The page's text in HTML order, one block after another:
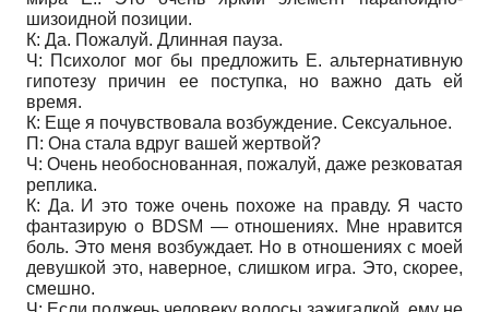
шизоидной позиции.
К: Да. Пожалуй. Длинная пауза.
Ч: Психолог мог бы предложить Е. альтернативную
гипотезу причин ее поступка, но важно дать ей
время.
К: Еще я почувствовала возбуждение. Сексуальное.
П: Она стала вдруг вашей жертвой?
Ч: Очень необоснованная, пожалуй, даже резковатая
реплика.
К: Да. И это тоже очень похоже на правду. Я часто
фантазирую о BDSM — отношениях. Мне нравится
боль. Это меня возбуждает. Но в отношениях с моей
девушкой это, наверное, слишком игра. Это, скорее,
смешно.